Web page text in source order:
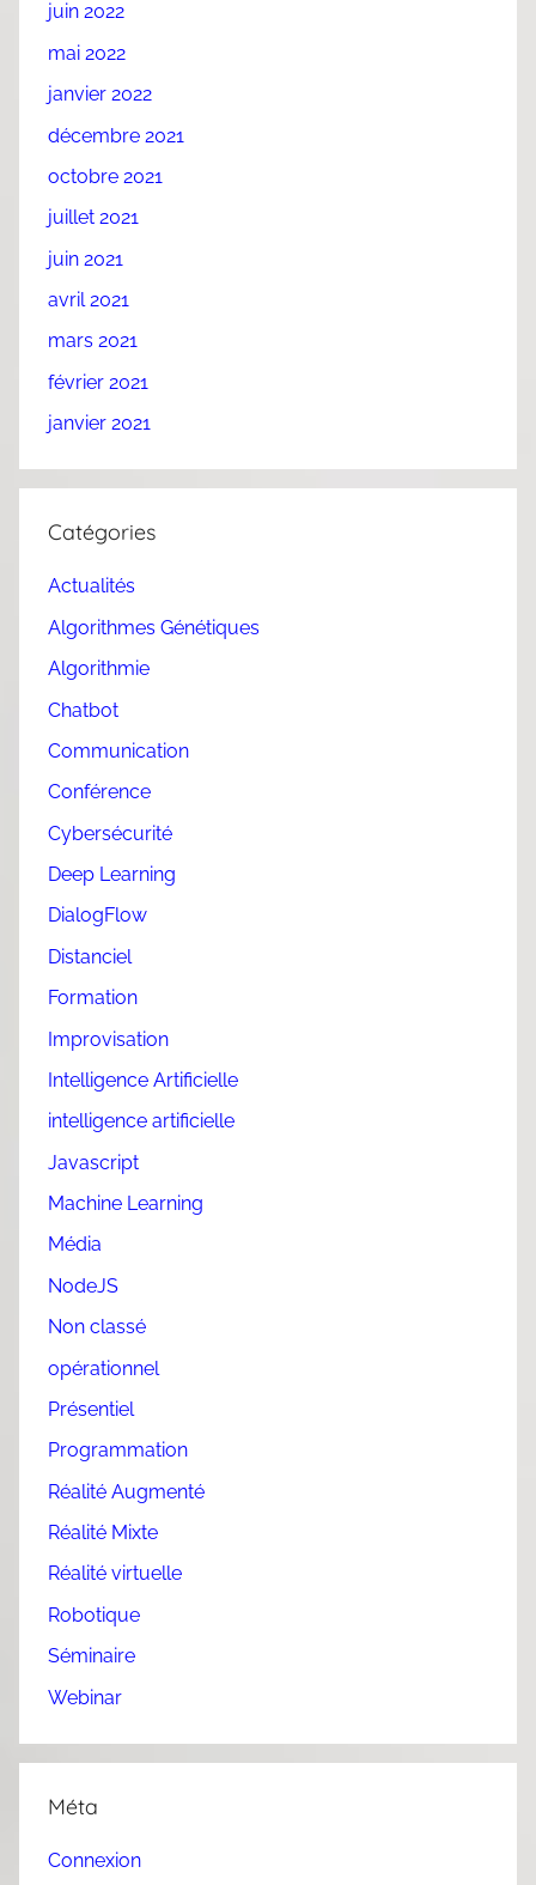
juin 2022
mai 2022
janvier 2022
décembre 2021
octobre 2021
juillet 2021
juin 2021
avril 2021
mars 2021
février 2021
janvier 2021
Catégories
Actualités
Algorithmes Génétiques
Algorithmie
Chatbot
Communication
Conférence
Cybersécurité
Deep Learning
DialogFlow
Distanciel
Formation
Improvisation
Intelligence Artificielle
intelligence artificielle
Javascript
Machine Learning
Média
NodeJS
Non classé
opérationnel
Présentiel
Programmation
Réalité Augmenté
Réalité Mixte
Réalité virtuelle
Robotique
Séminaire
Webinar
Méta
Connexion